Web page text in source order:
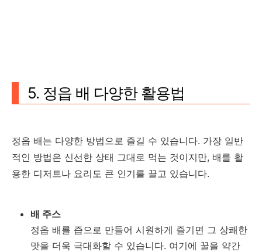
5. 정읍 배 다양한 활용법
정읍 배는 다양한 방법으로 즐길 수 있습니다. 가장 일반
적인 방법은 신선한 상태 그대로 먹는 것이지만, 배를 활
용한 디저트나 요리도 큰 인기를 끌고 있습니다.
배 주스
정읍 배를 즙으로 만들어 시원하게 즐기면 그 상쾌한
맛을 더욱 극대화할 수 있습니다. 여기에 꿀을 약간